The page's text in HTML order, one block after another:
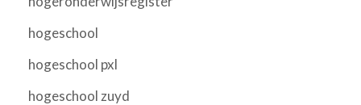
hogeschool
hogeschool pxl
hogeschool zuyd